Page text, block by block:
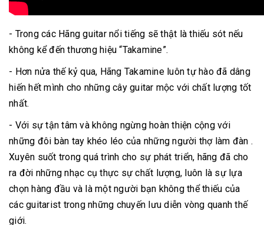
- Trong các Hãng guitar nổi tiếng sẽ thật là thiếu sót nếu
không kể đến thương hiệu “Takamine”.
- Hơn nửa thế kỷ qua, Hãng Takamine luôn tự hào đã dâng
hiến hết mình cho những cây guitar mộc với chất lượng tốt
nhất.
- Với sự tận tâm và không ngừng hoàn thiện cộng với
những đôi bàn tay khéo léo của những người thợ làm đàn .
Xuyên suốt trong quá trình cho sự phát triển, hãng đã cho
ra đời những nhạc cụ thực sự chất lượng, luôn là sự lựa
chọn hàng đầu và là một người bạn không thể thiếu của
các guitarist trong những chuyến lưu diễn vòng quanh thế
giới.